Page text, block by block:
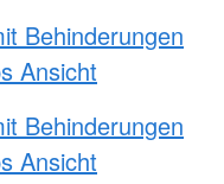
Behinderungen
Ansicht
Behinderungen
Ansicht